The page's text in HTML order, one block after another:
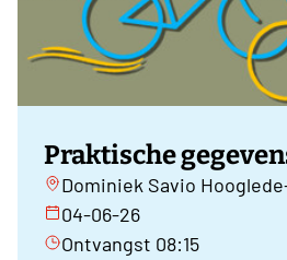
Praktische
Dominiek Savio
04-06-26
Ontvangst 08:15